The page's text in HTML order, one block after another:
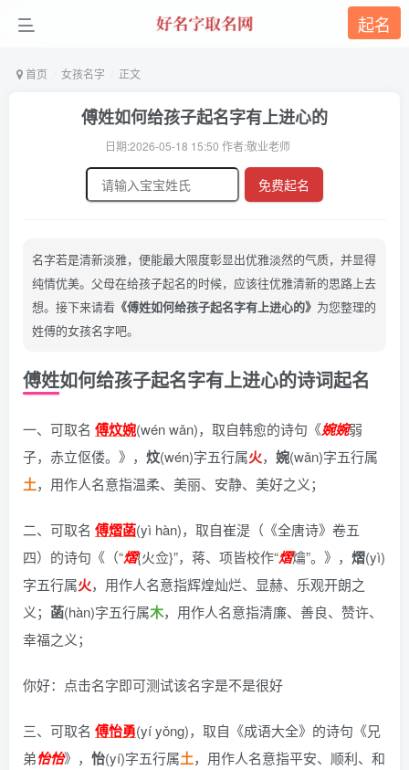
起名
首页 女孩名字 正文
傅姓如何给孩子起名字有上进心的
日期:2026-05-18 15:50 作者:敬业老师
免费起名
名字若是清新淡雅，便能最大限度彰显出优雅淡然的气质，并显得
纯情优美。父母在给孩子起名的时候，应该往优雅清新的思路上去
想。接下来请看 《傅姓如何给孩子起名字有上进心的》 为您整理的
姓傅的女孩名字吧。
傅姓如何给孩子起名字有上进心的诗词起名
一、可取名 傅炆婉(wén wǎn)， 取自韩愈的诗句《婉婉弱
子，赤立伛偻。》 ， 炆(wén)字五行属火， 婉(wǎn)字五行属
土，用作人名意指温柔、美丽、安静、美好之义；
二、可取名 傅熠菡(yì hàn)， 取自崔湜（《全唐诗》卷五
四）的诗句《（“熠{火佥}”，蒋、项皆校作“熠爚”。》 ， 熠(yì)
字五行属火，用作人名意指辉煌灿烂、显赫、乐观开朗之
义； 菡(hàn)字五行属木，用作人名意指清廉、善良、赞许、
幸福之义；
你好：点击名字即可测试该名字是不是很好
三、可取名 傅怡勇(yí yǒng)， 取自《成语大全》的诗句《兄
弟怡怡》 ， 怡(yí)字五行属土，用作人名意指平安、顺利、和